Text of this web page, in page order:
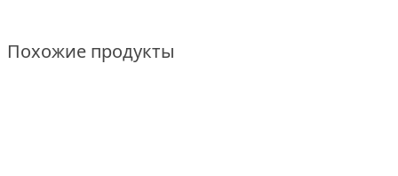
Похожие продукты